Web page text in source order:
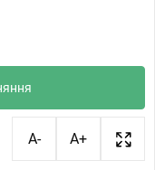
A- A+